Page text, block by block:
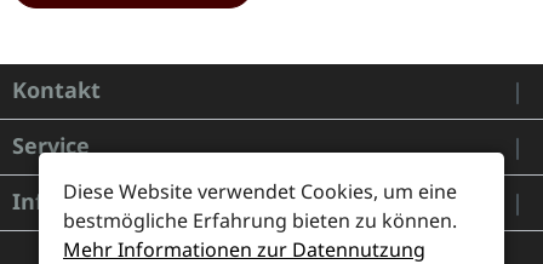
Kontakt
Service
Informationen
Diese Website verwendet Cookies, um eine
bestmögliche Erfahrung bieten zu können.
Mehr Informationen zur Datennutzung